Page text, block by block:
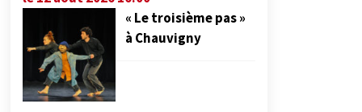
« Le troisième pas »
à Chauvigny